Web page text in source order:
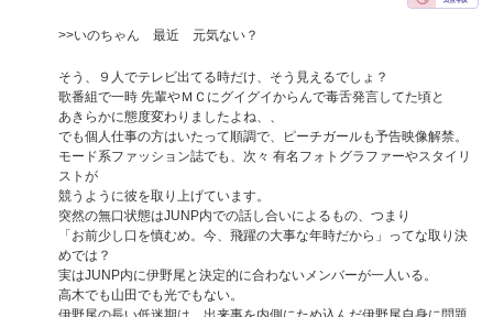
>>いのちゃん 最近 元気ない？
そう、９人でテレビ出てる時だけ、そう見えるでしょ？
歌番組で一時 先輩やＭＣにグイグイからんで毒舌発言してた頃と
あきらかに態度変わりましたよね、、
でも個人仕事の方はいたって順調で、ピーチガールも予告映像解禁。
モード系ファッション誌でも、次々 有名フォトグラファーやスタイリ
ストが
競うように彼を取り上げています。
突然の無口状態はJUNP内での話し合いによるもの、つまり
「お前少し口を慎むめ。今、飛躍の大事な年時だから」ってな取り決
めでは？
実はJUNP内に伊野尾と決定的に合わないメンバーが一人いる。
高木でも山田でも光でもない。